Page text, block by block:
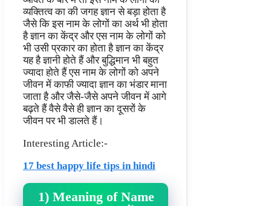
व्यक्तित्व का की जगह ज्ञान से बड़ा होता है
जैसे कि इस नाम के लोगों का अर्थ भी होता
है ज्ञान का केंद्र और एस नाम के लोगों को
भी उसी प्रकार का होता है ज्ञान का केंद्र
यह है ज्ञानी होते हैं और बुद्धिमान भी बहुत
ज्यादा होते हैं एस नाम के लोगों को अपने
जीवन में काफी ज्यादा ज्ञान का भंडार माना
जाता है और जैसे-जैसे अपने जीवन में आगे
बढ़ते हैं वैसे वैसे ही ज्ञान का दूसरों के
जीवन पर भी डालते हैं।
Interesting Article:-
17 best happy life tips in hindi
1) Meaning of Name